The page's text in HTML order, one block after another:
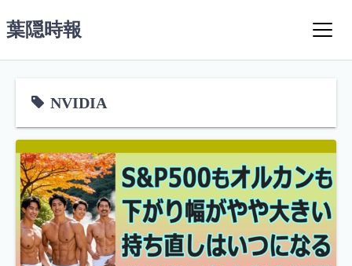
ン
ン
葉隠時報
NVIDIA